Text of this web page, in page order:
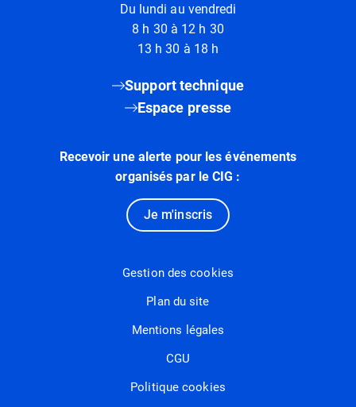
Du lundi au vendredi
8 h 30 à 12 h 30
13 h 30 à 18 h
Support technique
Espace presse
Recevoir une alerte pour les événements
organisés par le CIG :
Je m'inscris
Gestion des cookies
Plan du site
Mentions légales
CGU
Politique cookies